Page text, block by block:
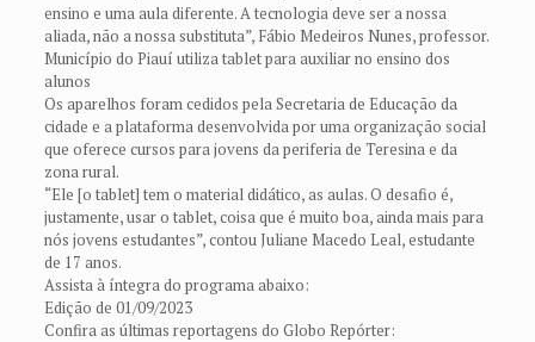
ensino e uma aula diferente. A tecnologia deve ser a nossa
aliada, não a nossa substituta”, Fábio Medeiros Nunes, professor.
Município do Piauí utiliza tablet para auxiliar no ensino dos
alunos
Os aparelhos foram cedidos pela Secretaria de Educação da
cidade e a plataforma desenvolvida por uma organização social
que oferece cursos para jovens da periferia de Teresina e da
zona rural.
“Ele [o tablet] tem o material didático, as aulas. O desafio é,
justamente, usar o tablet, coisa que é muito boa, ainda mais para
nós jovens estudantes”, contou Juliane Macedo Leal, estudante
de 17 anos.
Assista à íntegra do programa abaixo:
Edição de 01/09/2023
Confira as últimas reportagens do Globo Repórter: